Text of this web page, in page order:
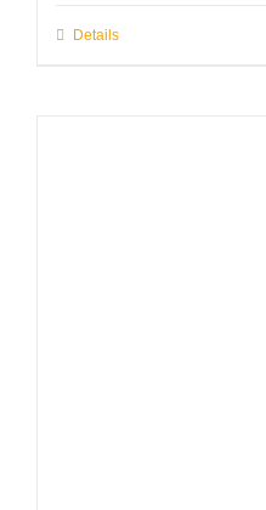
Details